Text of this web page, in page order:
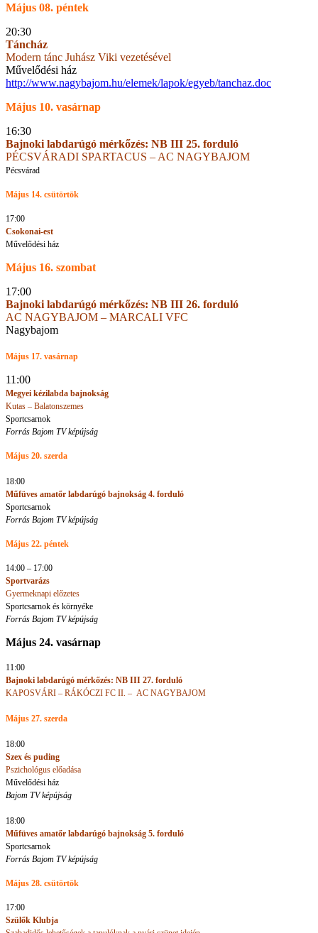
Május 08. péntek
20:30
Táncház
Modern tánc Juhász Viki vezetésével
Művelődési ház
http://www.nagybajom.hu/elemek/lapok/egyeb/tanchaz.doc
Május 10. vasárnap
16:30
Bajnoki labdarúgó mérkőzés: NB III 25. forduló
PÉCSVÁRADI SPARTACUS – AC NAGYBAJOM
Pécsvárad
Május 14. csütörtök
17:00
Csokonai-est
Művelődési ház
Május 16. szombat
17:00
Bajnoki labdarúgó mérkőzés: NB III 26. forduló
AC NAGYBAJOM – MARCALI VFC
Nagybajom
Május 17. vasárnap
11:00
Megyei kézilabda bajnokság
Kutas – Balatonszemes
Sportcsarnok
Forrás Bajom TV képújság
Május 20. szerda
18:00
Műfüves amatőr labdarúgó bajnokság 4. forduló
Sportcsarnok
Forrás Bajom TV képújság
Május 22. péntek
14:00 – 17:00
Sportvarázs
Gyermeknapi előzetes
Sportcsarnok és környéke
Forrás Bajom TV képújság
Május 24. vasárnap
11:00
Bajnoki labdarúgó mérkőzés: NB III 27. forduló
KAPOSVÁRI – RÁKÓCZI FC II. – AC NAGYBAJOM
Május 27. szerda
18:00
Szex és puding
Pszichológus előadása
Művelődési ház
Bajom TV képújság
18:00
Műfüves amatőr labdarúgó bajnokság 5. forduló
Sportcsarnok
Forrás Bajom TV képújság
Május 28. csütörtök
17:00
Szülők Klubja